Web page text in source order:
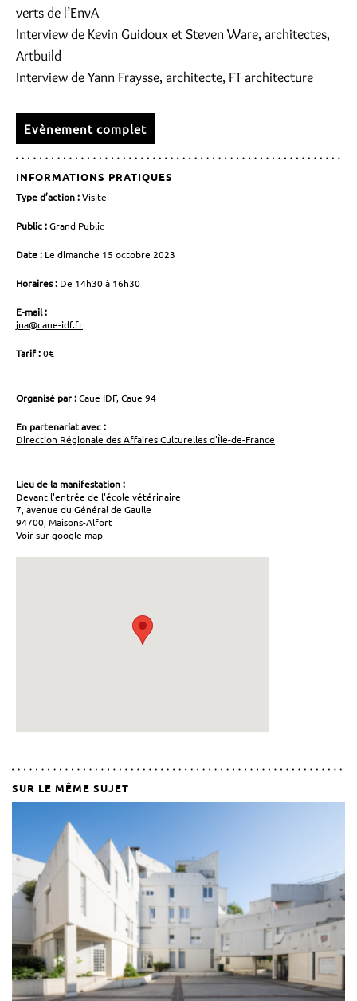
verts de l’EnvA
Interview de Kevin Guidoux et Steven Ware, architectes,
Artbuild
Interview de Yann Fraysse, architecte, FT architecture
Evènement complet
INFORMATIONS PRATIQUES
Type d’action :Visite
Public :Grand Public
Date : Le dimanche 15 octobre 2023
Horaires : De 14h30 à 16h30
E-mail :
jna@caue-idf.fr
Tarif :0€
Organisé par :Caue IDF, Caue 94
En partenariat avec :
Direction Régionale des Affaires Culturelles d'Île-de-France
Lieu de la manifestation :
Devant l'entrée de l'école vétérinaire
7, avenue du Général de Gaulle
94700, Maisons-Alfort
Voir sur google map
SUR LE MÊME SUJET